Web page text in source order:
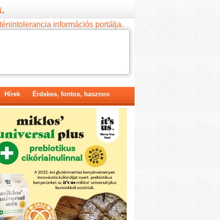
információs portálja.
Hírek Érdekes, fontos, hasznos